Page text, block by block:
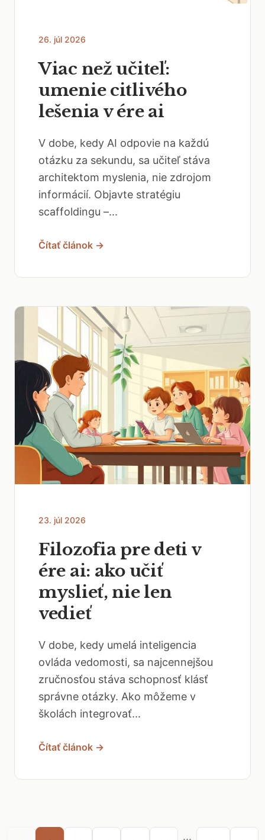
26. júl 2026
Viac než učiteľ:
umenie citlivého
lešenia v ére ai
V dobe, kedy AI odpovie na každú
otázku za sekundu, sa učiteľ stáva
architektom myslenia, nie zdrojom
informácií. Objavte stratégiu
scaffoldingu –...
Čítať článok →
23. júl 2026
Filozofia pre deti v
ére ai: ako učiť
myslieť, nie len
vedieť
V dobe, kedy umelá inteligencia
ovláda vedomosti, sa najcennejšou
zručnosťou stáva schopnosť klásť
správne otázky. Ako môžeme v
školách integrovať...
Čítať článok →
...